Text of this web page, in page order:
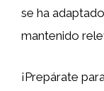
se ha
mantenido
¡Prepárate